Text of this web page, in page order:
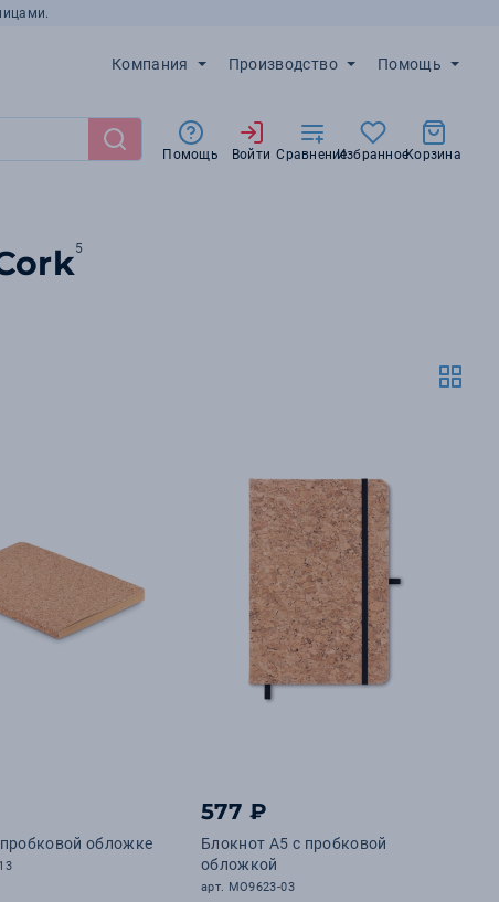
Компания Производство Помощь
Помощь Войти СравнениеИзбранноеКорзина
5
обложке
577 ₽
Блокнот А5 с пробковой
обложкой
арт. MO9623-03